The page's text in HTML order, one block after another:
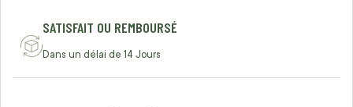
SATISFAIT OU REMBOURSÉ
Dans un délai de 14 Jours